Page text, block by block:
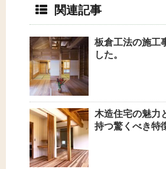
関連記事
板倉工法の施工
した。
木造住宅の魅力
持つ驚くべき特